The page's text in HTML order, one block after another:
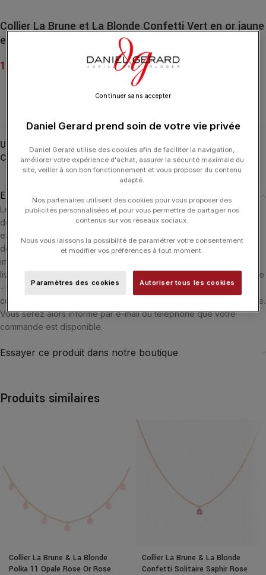
Collier La Brune et La Blonde Confetti Vert en or jaune
et tsavorites 0,90ct
1 290.00
UGS :
Catégorie : LA BRUNE ET LA BLONDE
Expédition & Livraison
Les produits en stock sont généralement expédiés dans un délai
de 24 heures ouvrées après réception du paiement. Ils sont
expédiés via le transporteur le plus adéquate en fonction du lieu
de livraison. Si le produit n'est pas en stock il sera commandé
immédiatement et nous vous informerons dès sa réception. La
livraison est offerte dans les 3 pays suivants : Luxembourg - France
- Belgique. Si vous souhaitez être accueilli par l'un de nos
conseiller, vous pouvez choisir le retrait de vos achats en boutique.
Vous serez alors informé par e-mail ou téléphone que votre
commande est disponible.
Essayer ce produit dans notre boutique
Produits similaires
Collier La Brune & La Blonde
Polka 11 Opale Rose Or Rose
Collier La Brune & La Blonde
Confetti Solitaire Saphir Rose
Daniel Gerard prend soin de votre vie privée
Daniel Gerard utilise des cookies afin de faciliter la navigation,
améliorer votre expérience d'achat, assurer la sécurité maximale du
site, veiller à son bon fonctionnement et vous proposer du contenu
adapté.
Nos partenaires utilisent des cookies pour vous proposer des
publicités personnalisées et pour vous permettre de partager nos
contenus sur vos réseaux sociaux.
Nous vous laissons la possibilité de paramétrer votre consentement
et modifier vos préférences à tout moment.
Paramètres des cookies Autoriser tous les cookies
Continuer sans accepter